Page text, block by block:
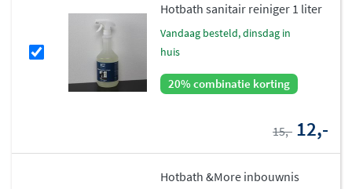
Hotbath sanitair reiniger 1 liter
vandaag besteld, dinsdag in
huis
20% combinatie korting
15,- 12,-
Hotbath &More inbouwnis